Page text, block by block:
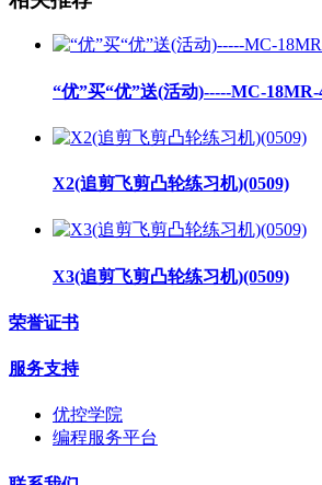
“优”买“优”送(活动)-----MC-
X2(追剪飞剪凸轮练习机)(0509)
X3(追剪飞剪凸轮练习机)(0509)
荣誉证书
服务支持
优控学院
编程服务平台